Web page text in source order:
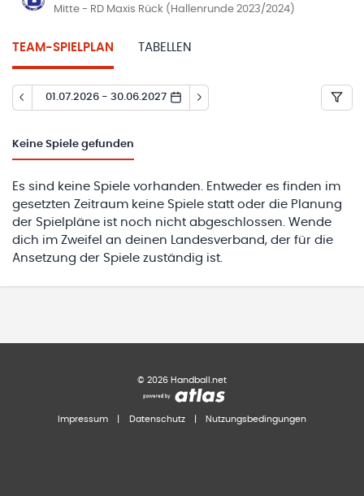
Mitte - RD Maxis Rück (Hallenrunde 2023/2024)
TEAM-SPIELPLAN TABELLEN
01.07.2026 - 30.06.2027
Keine Spiele gefunden
Es sind keine Spiele vorhanden. Entweder es finden im
gesetzten Zeitraum keine Spiele statt oder die Planung
der Spielpläne ist noch nicht abgeschlossen. Wende
dich im Zweifel an deinen Landesverband, der für die
Ansetzung der Spiele zuständig ist.
© 2026 Handball.net
Impressum Datenschutz Nutzungsbedingungen